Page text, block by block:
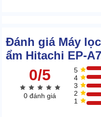
Đánh giá Máy
ẩm Hitachi EP-
0/5
0 đánh giá
5
4
3
2
1